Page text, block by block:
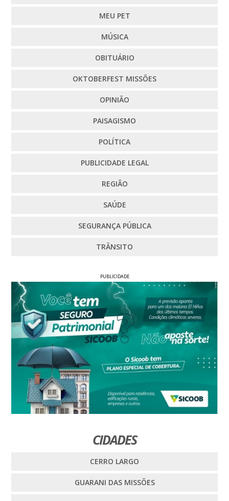
MEU PET
MÚSICA
OBITUÁRIO
OKTOBERFEST MISSÕES
OPINIÃO
PAISAGISMO
POLÍTICA
PUBLICIDADE LEGAL
REGIÃO
SAÚDE
SEGURANÇA PÚBLICA
TRÂNSITO
PUBLICIDADE
CIDADES
CERRO LARGO
GUARANI DAS MISSÕES